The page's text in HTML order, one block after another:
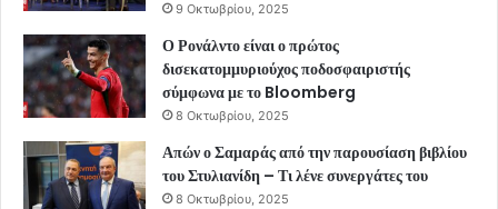
9 Οκτωβρίου, 2025
Ο Ρονάλντο είναι ο πρώτος
δισεκατομμυριούχος ποδοσφαιριστής
σύμφωνα με το Bloomberg
8 Οκτωβρίου, 2025
Απών ο Σαμαράς από την παρουσίαση βιβλίου
του Στυλιανίδη – Τι λένε συνεργάτες του
8 Οκτωβρίου, 2025